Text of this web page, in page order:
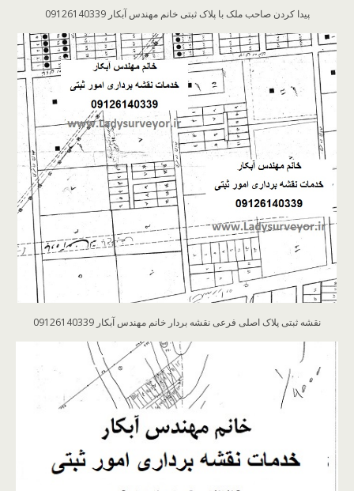
پیدا کردن صاحب ملک با پلاک ثبتی خانم مهندس آبکار 09126140339
نقشه ثبتی پلاک اصلی فرعی نقشه بردار خانم مهندس آبکار 09126140339